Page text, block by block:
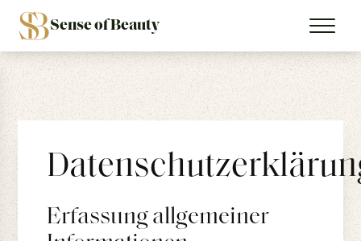
Sense of Beauty
Erfassung allgemeiner